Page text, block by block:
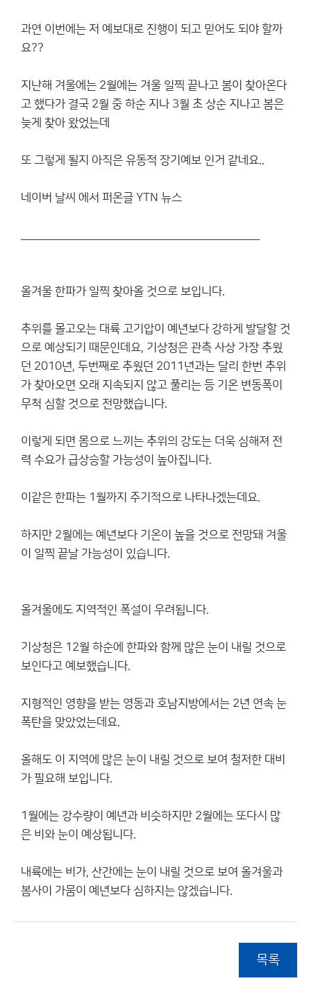
과연 이번에는 저 예보대로 진행이 되고 믿어도 되야 할까
요??
지난해 겨울에는 2월에는 겨울 일찍 끝나고 봄이 찾아온다
고 했다가 결국 2월 중 하순 지나 3월 초 상순 지나고 봄은
늦게 찾아 왔었는데
또 그렇게 될지 아직은 유동적 장기예보 인거 같네요..
네이버 날씨 에서 퍼온글 YTN 뉴스
올겨울 한파가 일찍 찾아올 것으로 보입니다.
추위를 몰고오는 대륙 고기압이 예년보다 강하게 발달할 것
으로 예상되기 때문인데요, 기상청은 관측 사상 가장 추웠
던 2010년, 두번째로 추웠던 2011년과는 달리 한번 추위
가 찾아오면 오래 지속되지 않고 풀리는 등 기온 변동폭이
무척 심할 것으로 전망했습니다.
이렇게 되면 몸으로 느끼는 추위의 강도는 더욱 심해져 전
력 수요가 급상승할 가능성이 높아집니다.
이같은 한파는 1월까지 주기적으로 나타나겠는데요.
하지만 2월에는 예년보다 기온이 높을 것으로 전망돼 겨울
이 일찍 끝날 가능성이 있습니다.
올겨울에도 지역적인 폭설이 우려됩니다.
기상청은 12월 하순에 한파와 함께 많은 눈이 내릴 것으로
보인다고 예보했습니다.
지형적인 영향을 받는 영동과 호남지방에서는 2년 연속 눈
폭탄을 맞았었는데요.
올해도 이 지역에 많은 눈이 내릴 것으로 보여 철저한 대비
가 필요해 보입니다.
1월에는 강수량이 예년과 비슷하지만 2월에는 또다시 많
은 비와 눈이 예상됩니다.
내륙에는 비가, 산간에는 눈이 내릴 것으로 보여 올겨울과
봄사이 가뭄이 예년보다 심하지는 않겠습니다.
목록